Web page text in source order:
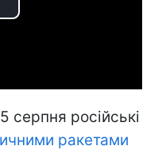
серпня російські
ракетами